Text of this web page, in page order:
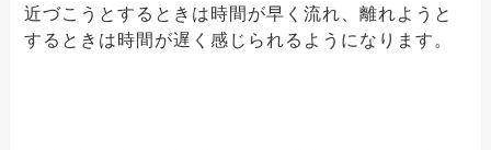
近づこうとするときは時間が早く流れ、離れようと
するときは時間が遅く感じられるようになります。